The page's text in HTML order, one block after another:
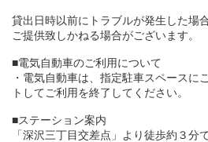
貸出日時以前にトラブルが発生した場
ご提供致しかねる場合がございます。
■電気自動車のご利用について
・電気自動車は、指定駐車スペースに
トしてご利用を終了してください。
■ステーション案内
「深沢三丁目交差点」より徒歩約３分で